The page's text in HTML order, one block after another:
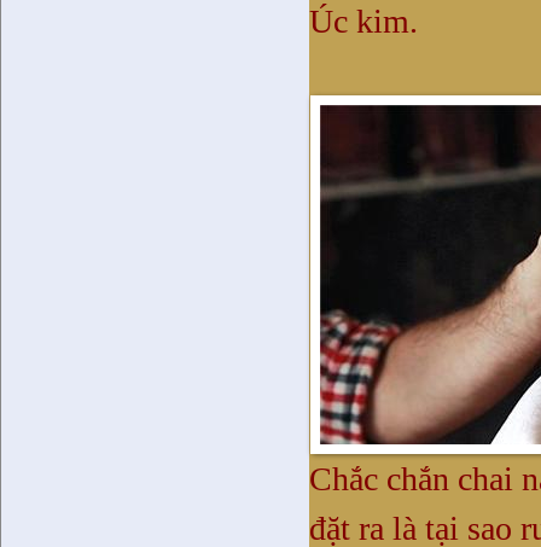
Úc kim.
Chắc chắn chai
đặt ra là tại sao